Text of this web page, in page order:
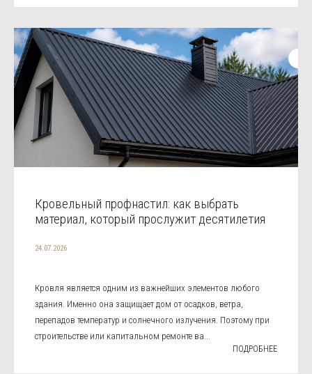
Кровельный профнастил: как выбрать
материал, который прослужит десятилетия
24.07.2026
Кровля является одним из важнейших элементов любого
здания. Именно она защищает дом от осадков, ветра,
перепадов температур и солнечного излучения. Поэтому при
строительстве или капитальном ремонте ва...
ПОДРОБНЕЕ